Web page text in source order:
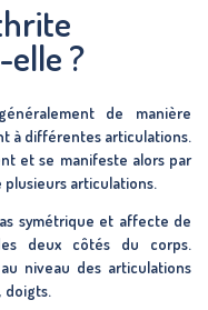
?
de manière
à différentes articulations.
et se manifeste alors par
plusieurs articulations.
symétrique et affecte de
deux côtés du corps.
niveau des articulations
doigts.